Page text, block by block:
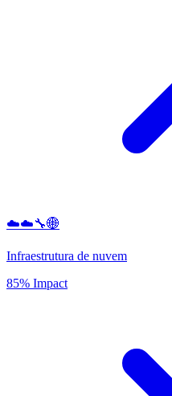
☁️☁️🔧🌐
Infraestrutura de nuvem
85% Impact